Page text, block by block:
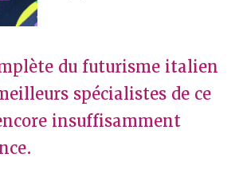
du futurisme italien
spécialistes de ce
insuffisamment